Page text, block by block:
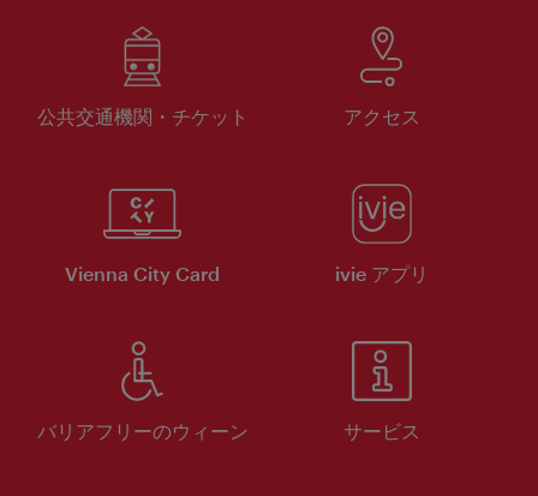
公共交通機関・チケット アクセス
Vienna City Card ivie アプリ
バリアフリーのウィーン サービス